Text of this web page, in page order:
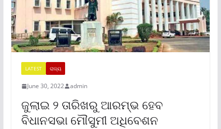
LATEST ରାଜ୍ୟ
June 30, 2022 admin
ଜୁଲାଇ ୨ ତାରିଖରୁ ଆରମ୍ଭ ହେବ
ବିଧାନସଭା ମୌସୁମୀ ଅଧିବେଶନ